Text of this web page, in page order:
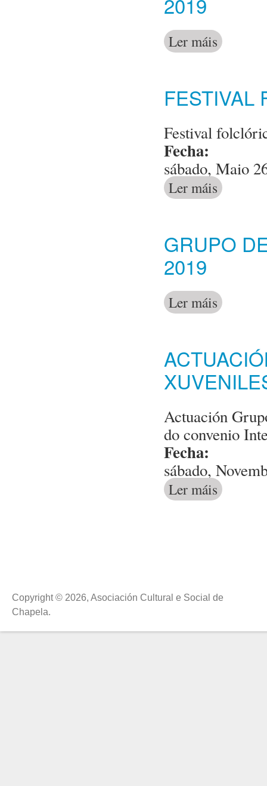
Ler máis acerca de
FESTIVAL
Festival
Fecha:
sábado, Maio
Ler máis acerca de
GRUPO
2019
Ler máis acerca de
Actuación
do convenio
Fecha:
sábado,
Ler máis acerca de
Copyright © 2026, Asociación Cultural e Social de
Chapela.